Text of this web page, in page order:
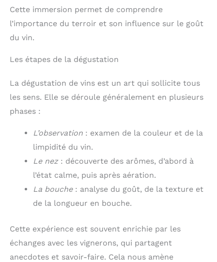
Cette immersion permet de comprendre
l’importance du terroir et son influence sur le goût
du vin.
Les étapes de la dégustation
La dégustation de vins est un art qui sollicite tous
les sens. Elle se déroule généralement en plusieurs
phases :
L’observation : examen de la couleur et de la
limpidité du vin.
Le nez: découverte des arômes, d’abord à
l’état calme, puis après aération.
La bouche: analyse du goût, de la texture et
de la longueur en bouche.
Cette expérience est souvent enrichie par les
échanges avec les vignerons, qui partagent
anecdotes et savoir-faire. Cela nous amène